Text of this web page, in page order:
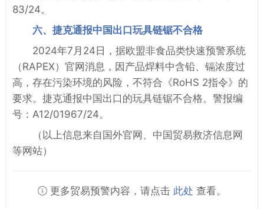
83/24。
六、捷克通报中国出口玩具链锯不合格
2024年7月24日，据欧盟非食品类快速预警系统
（RAPEX）官网消息，因产品焊料中含铅、镉浓度过
高，存在污染环境的风险，不符合《RoHS 2指令》的
要求。捷克通报中国出口的玩具链锯不合格。警报编
号：A12/01967/24。
（以上信息来自国外官网、中国贸易救济信息网
等网站）
更多贸易预警内容，请点击 此处 查看。